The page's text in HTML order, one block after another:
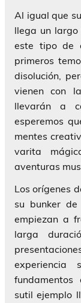
Al igual que
llega un
este tipo de
primeros
disolución,
vienen con
llevarán a
esperemos
mentes
varita
aventuras
Los orígenes
su bunker
empiezan a
larga
experiencia
fundamentos
sutil ejemplo